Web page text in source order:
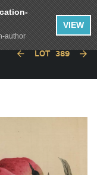
LOT 389
author
VIEW